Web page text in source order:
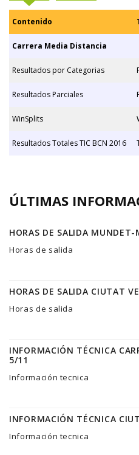
Contenido
Carrera Media Distancia
Resultados por Categorias
Resultados Parciales
WinSplits
Resultados Totales TIC BCN 2016
ÚLTIMAS
HORAS DE SALIDA
Horas de salida
HORAS DE SALIDA CIUTAT
Horas de salida
INFORMACIÓN TÉCNICA
5/11
Información tecnica
INFORMACIÓN TÉCNICA
Información tecnica